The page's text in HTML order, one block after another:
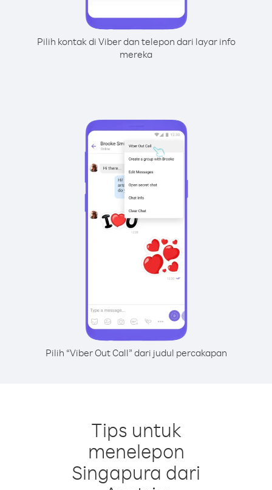
Pilih kontak di Viber dan telepon dari layar info
mereka
Pilih “Viber Out Call” dari judul percakapan
Tips untuk
menelepon
Singapura dari